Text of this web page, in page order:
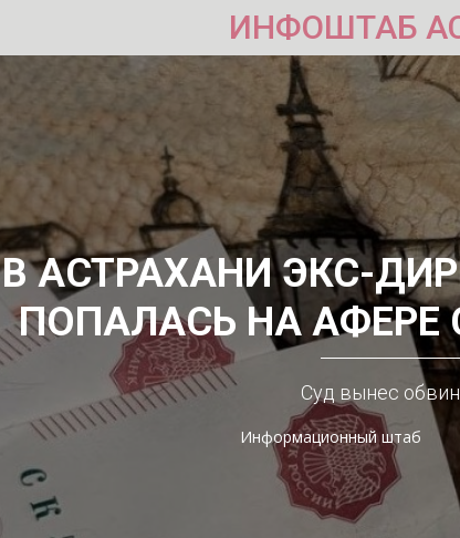
ИНФОШТАБ
В АСТРАХАНИ ЭКС-
ПОПАЛАСЬ НА АФЕРЕ
Суд вынес
Информационный штаб